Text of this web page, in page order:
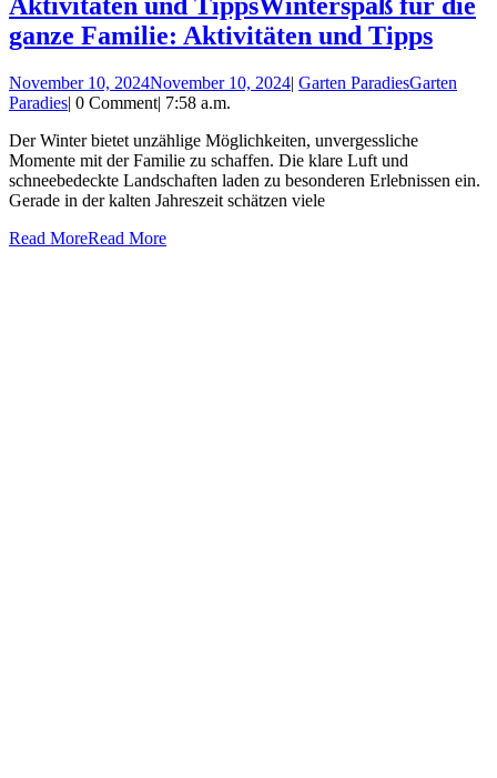
ganze Familie: Aktivitäten und Tipps
November 10, 2024November 10, 2024| Garten ParadiesGarten
Paradies| 0 Comment| 7:58 a.m.
Der Winter bietet unzählige Möglichkeiten, unvergessliche
Momente mit der Familie zu schaffen. Die klare Luft und
schneebedeckte Landschaften laden zu besonderen Erlebnissen ein.
Gerade in der kalten Jahreszeit schätzen viele
Read MoreRead More